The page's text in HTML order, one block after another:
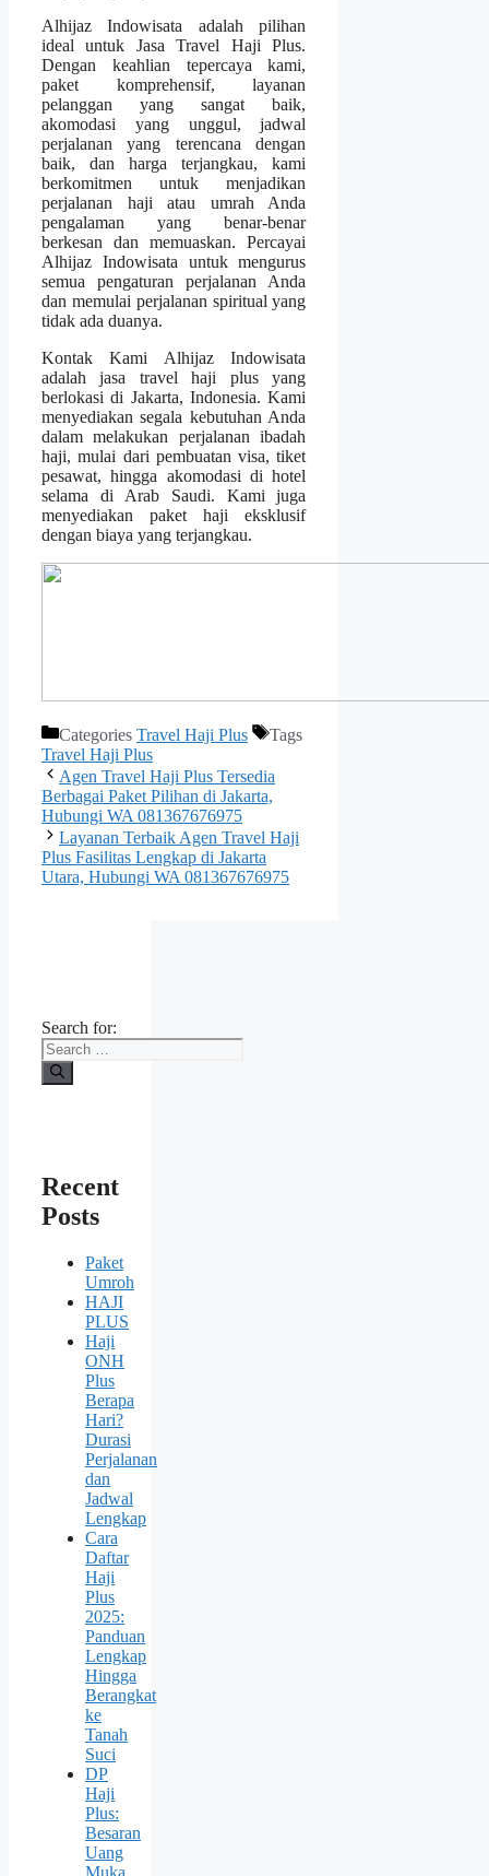
Alhijaz Indowisata adalah pilihan
ideal untuk Jasa Travel Haji Plus.
Dengan keahlian tepercaya kami,
paket komprehensif, layanan
pelanggan yang sangat baik,
akomodasi yang unggul, jadwal
perjalanan yang terencana dengan
baik, dan harga terjangkau, kami
berkomitmen untuk menjadikan
perjalanan haji atau umrah Anda
pengalaman yang benar-benar
berkesan dan memuaskan. Percayai
Alhijaz Indowisata untuk mengurus
semua pengaturan perjalanan Anda
dan memulai perjalanan spiritual yang
tidak ada duanya.
Kontak Kami Alhijaz Indowisata
adalah jasa travel haji plus yang
berlokasi di Jakarta, Indonesia. Kami
menyediakan segala kebutuhan Anda
dalam melakukan perjalanan ibadah
haji, mulai dari pembuatan visa, tiket
pesawat, hingga akomodasi di hotel
selama di Arab Saudi. Kami juga
menyediakan paket haji eksklusif
dengan biaya yang terjangkau.
Categories Travel Haji Plus
Tags
Travel Haji Plus
Agen Travel Haji Plus Tersedia
Berbagai Paket Pilihan di Jakarta,
Hubungi WA 081367676975
Layanan Terbaik Agen Travel Haji
Plus Fasilitas Lengkap di Jakarta
Utara, Hubungi WA 081367676975
Search for:
Recent
Posts
Paket
Umroh
HAJI
PLUS
Haji
ONH
Plus
Berapa
Hari?
Durasi
Perjalanan
dan
Jadwal
Lengkap
Cara
Daftar
Haji
Plus
2025:
Panduan
Lengkap
Hingga
Berangkat
ke
Tanah
Suci
DP
Haji
Plus:
Besaran
Uang